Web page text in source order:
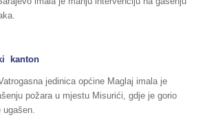
kanton
jedinica općine Maglaj imala je
požara u mjestu Misurići, gdje je gorio
ugašen.